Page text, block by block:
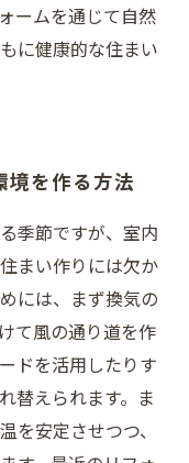
ームを通じて自然
に健康的な住まい
境を作る方法
季節ですが、室内
まい作りには欠か
には、まず換気の
て風の通り道を作
ドを活用したりす
替えられます。ま
を安定させつつ、